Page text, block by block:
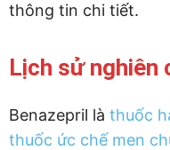
thông tin chi tiết.
Lịch sử nghiên
Benazepril là thuốc
thuốc ức chế men